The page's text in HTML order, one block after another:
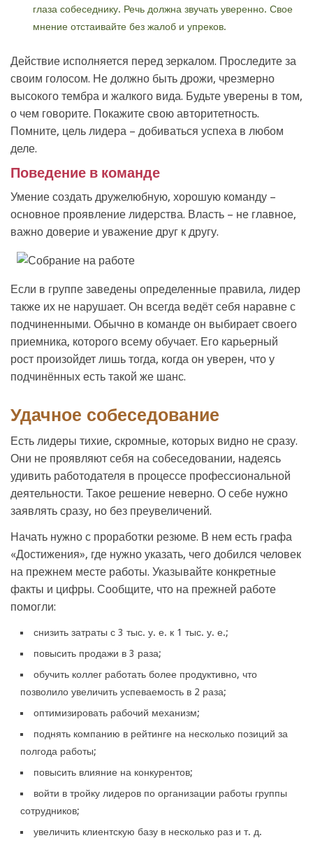
глаза собеседнику. Речь должна звучать уверенно. Свое
мнение отстаивайте без жалоб и упреков.
Действие исполняется перед зеркалом. Проследите за
своим голосом. Не должно быть дрожи, чрезмерно
высокого тембра и жалкого вида. Будьте уверены в том,
о чем говорите. Покажите свою авторитетность.
Помните, цель лидера – добиваться успеха в любом
деле.
Поведение в команде
Умение создать дружелюбную, хорошую команду –
основное проявление лидерства. Власть – не главное,
важно доверие и уважение друг к другу.
Если в группе заведены определенные правила, лидер
также их не нарушает. Он всегда ведёт себя наравне с
подчиненными. Обычно в команде он выбирает своего
приемника, которого всему обучает. Его карьерный
рост произойдет лишь тогда, когда он уверен, что у
подчинённых есть такой же шанс.
Удачное собеседование
Есть лидеры тихие, скромные, которых видно не сразу.
Они не проявляют себя на собеседовании, надеясь
удивить работодателя в процессе профессиональной
деятельности. Такое решение неверно. О себе нужно
заявлять сразу, но без преувеличений.
Начать нужно с проработки резюме. В нем есть графа
«Достижения», где нужно указать, чего добился человек
на прежнем месте работы. Указывайте конкретные
факты и цифры. Сообщите, что на прежней работе
помогли:
снизить затраты с 3 тыс. у. е. к 1 тыс. у. е.;
повысить продажи в 3 раза;
обучить коллег работать более продуктивно, что
позволило увеличить успеваемость в 2 раза;
оптимизировать рабочий механизм;
поднять компанию в рейтинге на несколько позиций за
полгода работы;
повысить влияние на конкурентов;
войти в тройку лидеров по организации работы группы
сотрудников;
увеличить клиентскую базу в несколько раз и т. д.